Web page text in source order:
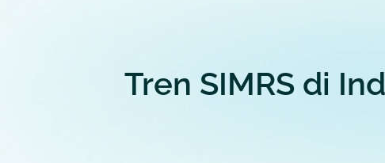
Tren SIMRS di